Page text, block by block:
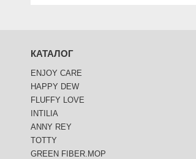
КАТАЛОГ
ENJOY CARE
HAPPY DEW
FLUFFY LOVE
INTILIA
ANNY REY
TOTTY
GREEN FIBER.MOP